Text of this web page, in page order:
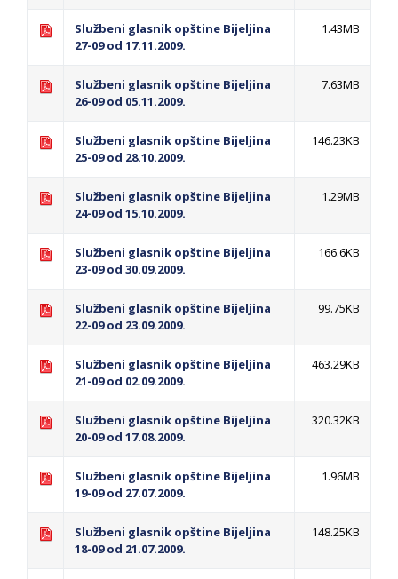
PRELIMINARNA RANG LISTA KANDIDATA KOJI
BORAČKI DODATAK ZA DEMOBILISANE
SOCIJALNE POTREBE
dostupni od 13. marta do 15. novembra
Obavještenje o zabrani saobraćaja 6. i 7.
Obavještenje za preduzetnika - Vera Ujić
Službeni glasnik opštine Bijeljina
27-09 od 17.11.2009.
1.43MB
Službeni glasnik opštine Bijeljina
26-09 od 05.11.2009.
7.63MB
Službeni glasnik opštine Bijeljina
25-09 od 28.10.2009.
146.23KB
Službeni glasnik opštine Bijeljina
24-09 od 15.10.2009.
1.29MB
Službeni glasnik opštine Bijeljina
23-09 od 30.09.2009.
166.6KB
Službeni glasnik opštine Bijeljina
22-09 od 23.09.2009.
99.75KB
Službeni glasnik opštine Bijeljina
21-09 od 02.09.2009.
463.29KB
Službeni glasnik opštine Bijeljina
20-09 od 17.08.2009.
320.32KB
Službeni glasnik opštine Bijeljina
19-09 od 27.07.2009.
1.96MB
Službeni glasnik opštine Bijeljina
18-09 od 21.07.2009.
148.25KB